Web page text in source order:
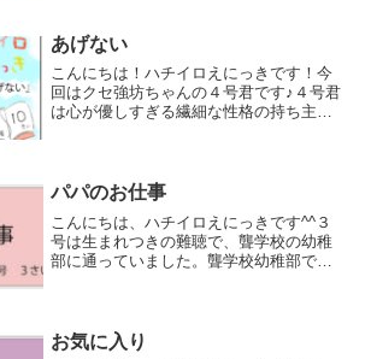
おませな子が多い印象で...
あげない
こんにちは！ハチイロえにっきです！今
回はクセ強坊ちゃんの４号君です♪４号君
は心が優しすぎる繊細な性格の持ち主で
と伯母であるMとのエピ...
パパのお仕事
こんにちは、ハチイロえにっきです^^３
号は生まれつきの難聴で、聾学校の幼稚
部に通っていました。聾学校幼稚部では
で、３号に「親の...
お気に入り